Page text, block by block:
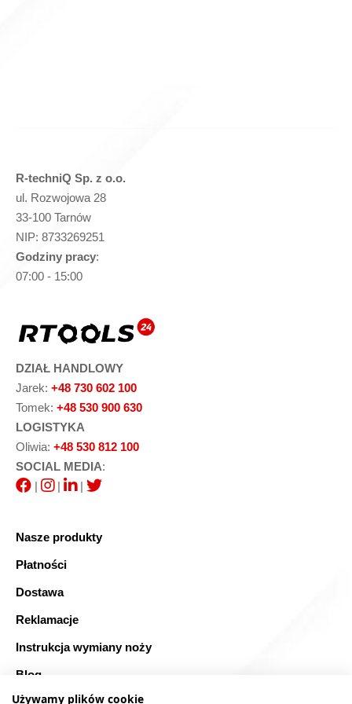
R-techniQ Sp. z o.o.
ul. Rozwojowa 28
33-100 Tarnów
NIP: 8733269251
Godziny pracy:
07:00 - 15:00
DZIAŁ HANDLOWY
Jarek: +48 730 602 100
Tomek: +48 530 900 630
LOGISTYKA
Oliwia: +48 530 812 100
SOCIAL MEDIA:
|
| |
Nasze produkty
Płatności
Dostawa
Reklamacje
Instrukcja wymiany noży
Blog
Używamy plików cookie